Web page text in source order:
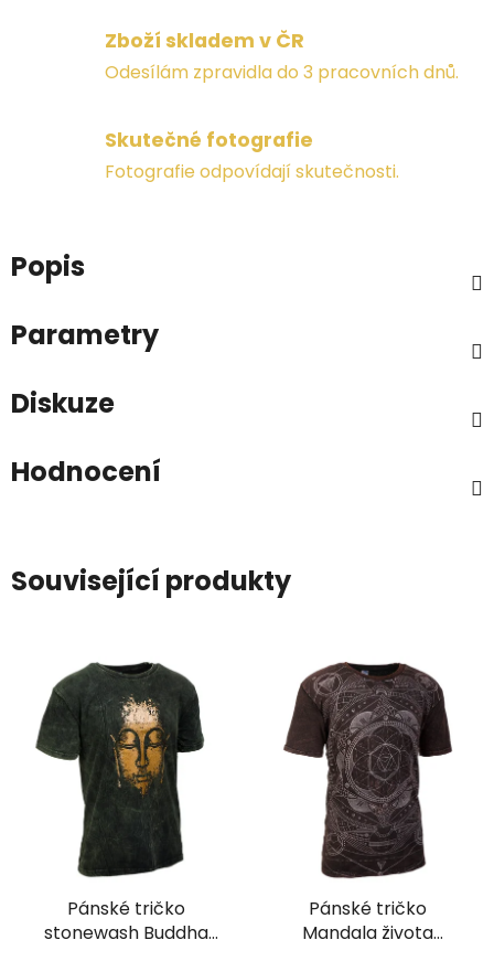
Zboží skladem v ČR
Odesílám zpravidla do 3 pracovních dnů.
Skutečné fotografie
Fotografie odpovídají skutečnosti.
Popis
Parametry
Diskuze
Hodnocení
Související produkty
Pánské tričko
stonewash Buddha
Pánské tričko
Mandala života